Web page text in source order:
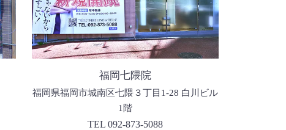
福岡七隈院
福岡県福岡市城南区七隈３丁目1-28 白川ビル
1階
TEL 092-873-5088